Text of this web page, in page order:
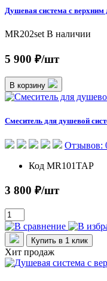
Душевая система с
MR202set В наличии
5 900 ₽/шт
В корзину
Смеситель для душевой
Отзывов:
Код MR101TAP
3 800 ₽/шт
Купить в 1 клик
Хит продаж